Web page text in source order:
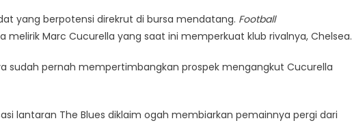
yang berpotensi direkrut di bursa mendatang. Football
melirik Marc Cucurella yang saat ini memperkuat klub rivalnya, Chelsea.
sudah pernah mempertimbangkan prospek mengangkut Cucurella
lantaran The Blues diklaim ogah membiarkan pemainnya pergi dari